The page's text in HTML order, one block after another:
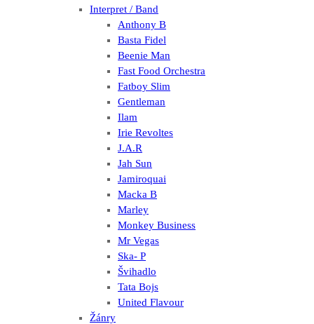
Interpret / Band
Anthony B
Basta Fidel
Beenie Man
Fast Food Orchestra
Fatboy Slim
Gentleman
Ilam
Irie Revoltes
J.A.R
Jah Sun
Jamiroquai
Macka B
Marley
Monkey Business
Mr Vegas
Ska- P
Švihadlo
Tata Bojs
United Flavour
Žánry